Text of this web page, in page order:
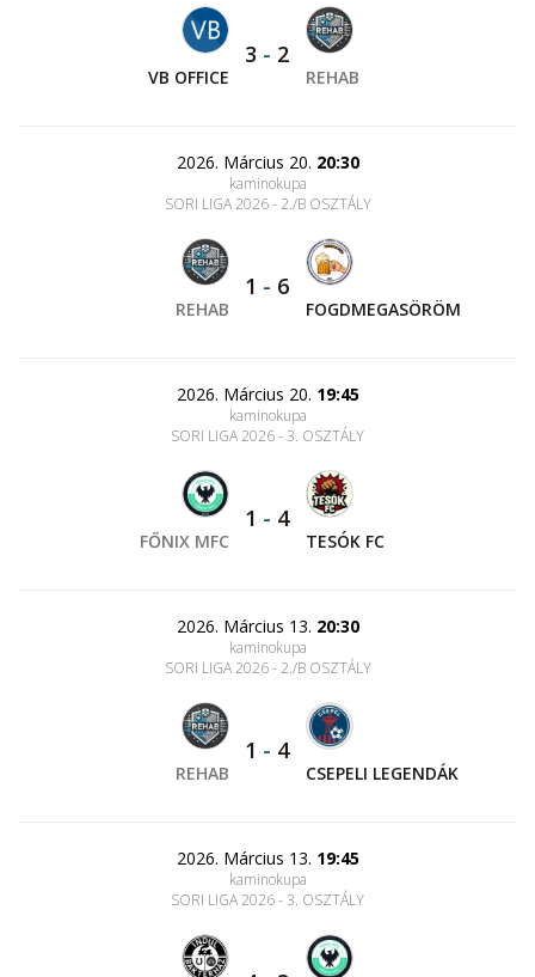
VB OFFICE
3 - 2
REHAB
2026. Március 20. 20:30
kaminokupa
SORI LIGA 2026 - 2./B OSZTÁLY
REHAB
1 - 6
FOGDMEGASÖRÖM
2026. Március 20. 19:45
kaminokupa
SORI LIGA 2026 - 3. OSZTÁLY
FŐNIX MFC
1 - 4
TESÓK FC
2026. Március 13. 20:30
kaminokupa
SORI LIGA 2026 - 2./B OSZTÁLY
REHAB
1 - 4
CSEPELI LEGENDÁK
2026. Március 13. 19:45
kaminokupa
SORI LIGA 2026 - 3. OSZTÁLY